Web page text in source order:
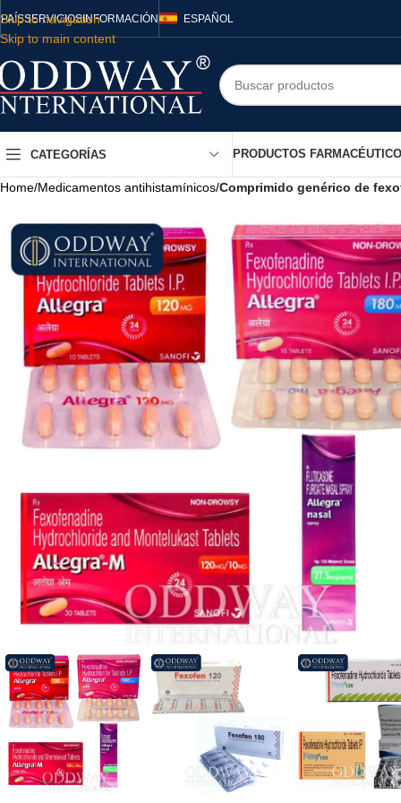
Skip to navigation
Skip to main content
PAÍSSERVICIOSINFORMACIÓN ESPAÑOL
CATEGORÍAS PRODUCTOS
Home/Medicamentos antihistamínicos/Comprimido genérico de